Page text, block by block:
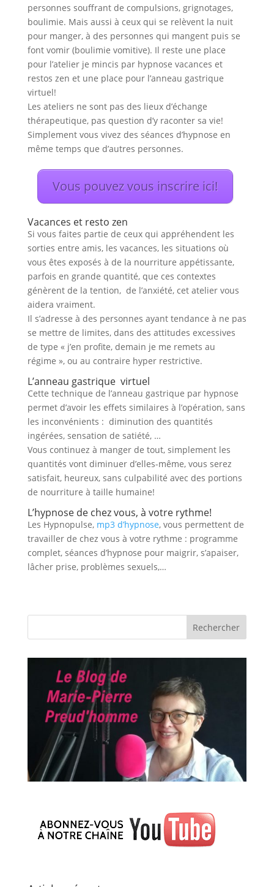
personnes souffrant de compulsions, grignotages,
boulimie. Mais aussi à ceux qui se relèvent la nuit
pour manger, à des personnes qui mangent puis se
font vomir (boulimie vomitive). Il reste une place
pour l’atelier je mincis par hypnose vacances et
restos zen et une place pour l’anneau gastrique
virtuel!
Les ateliers ne sont pas des lieux d’échange
thérapeutique, pas question d’y raconter sa vie!
Simplement vous vivez des séances d’hypnose en
même temps que d’autres personnes.
Vous pouvez vous inscrire ici!
Vacances et resto zen
Si vous faites partie de ceux qui appréhendent les
sorties entre amis, les vacances, les situations où
vous êtes exposés à de la nourriture appétissante,
parfois en grande quantité, que ces contextes
génèrent de la tention, de l’anxiété, cet atelier vous
aidera vraiment.
Il s’adresse à des personnes ayant tendance à ne pas
se mettre de limites, dans des attitudes excessives
de type « j’en profite, demain je me remets au
régime », ou au contraire hyper restrictive.
L’anneau gastrique virtuel
Cette technique de l’anneau gastrique par hypnose
permet d’avoir les effets similaires à l’opération, sans
les inconvénients : diminution des quantités
ingérées, sensation de satiété, …
Vous continuez à manger de tout, simplement les
quantités vont diminuer d’elles-même, vous serez
satisfait, heureux, sans culpabilité avec des portions
de nourriture à taille humaine!
L’hypnose de chez vous, à votre rythme!
Les Hypnopulse, mp3 d’hypnose, vous permettent de
travailler de chez vous à votre rythme : programme
complet, séances d’hypnose pour maigrir, s’apaiser,
lâcher prise, problèmes sexuels,…